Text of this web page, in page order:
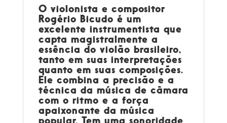
O violonista e compositor
Rogério Bicudo é um
excelente instrumentista que
capta magistralmente a
essência do violão brasileiro,
tanto em suas interpretações
quanto em suas composições.
Ele combina a precisão e a
técnica da música de câmara
com o ritmo e a força
apaixonante da música
popular. Tem uma sonoridade